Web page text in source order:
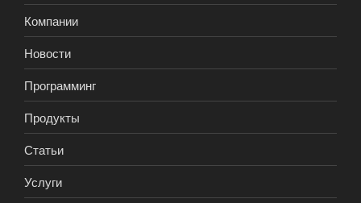
Компании
Новости
Программинг
Продукты
Статьи
Услуги